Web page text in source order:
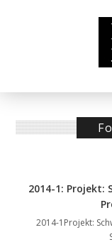
2014-1: Projekt:
2014-1Projekt: